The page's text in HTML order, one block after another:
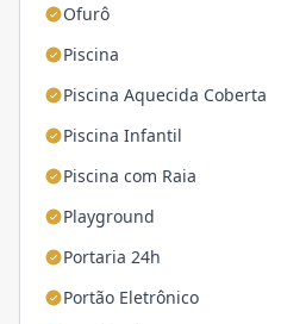
Ofurô
Piscina
Piscina Aquecida Coberta
Piscina Infantil
Piscina com Raia
Playground
Portaria 24h
Portão Eletrônico